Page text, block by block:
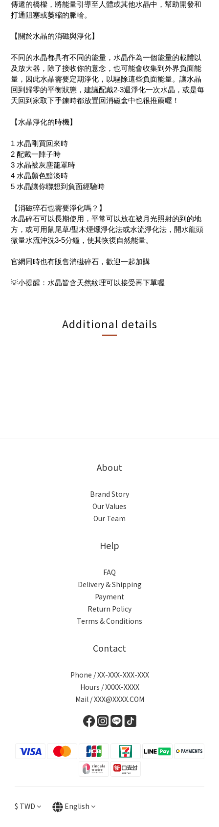
傳遞的橋樑，將能量引導至人體或其他水晶中，幫助開發和
打通阻塞或萎縮的脈輪。
【關於水晶的消磁與淨化】
不同的水晶都具有不同的能量，水晶作為一個能量的載體以
及放大器，除了接收你的意念，也可能會收集到外界負面能
量，因此水晶需要定期淨化，以驅除這些負面能量。讓水晶
回到歸零的平衡狀態，建議配戴2-3週淨化一次水晶，或是每
天回到家取下手鍊時都放置回消磁盒中也很推薦喔！
【水晶淨化的時機】
1 水晶剛買回來時
2 配戴一陣子時
3 水晶被灰塵籠罩時
4 水晶顏色黯淡時
5 水晶讓你聯想到負面經驗時
【消磁碎石也需要淨化嗎？】
水晶碎石可以長期使用，平常可以放在被月光照射的到的地
方，或可用鼠尾草/聖木煙燻淨化法或水流淨化法，開水龍頭
微量水流沖洗3-5分鐘，使其恢復自然能量。
官網同時也有販售消磁碎石，歡迎一起加購
💡小提醒：水晶皆含天然紋理可以接受再下單喔
Additional details
About
Brand Story
Our Values
Our Team
Help
FAQ
Delivery & Shipping
Payment
Return Policy
Terms & Conditions
Contact
Phone / XX-XXX-XXX-XXX
Hours / XXXX-XXXX
Mail / XXX@XXXX.COM
$ TWD English